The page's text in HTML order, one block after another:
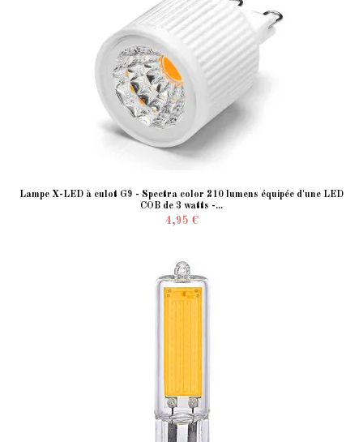
Lampe X-LED à culot G9 - Spectra color 210 lumens équipée d'une LED
COB de 3 watts -...
4,95 €